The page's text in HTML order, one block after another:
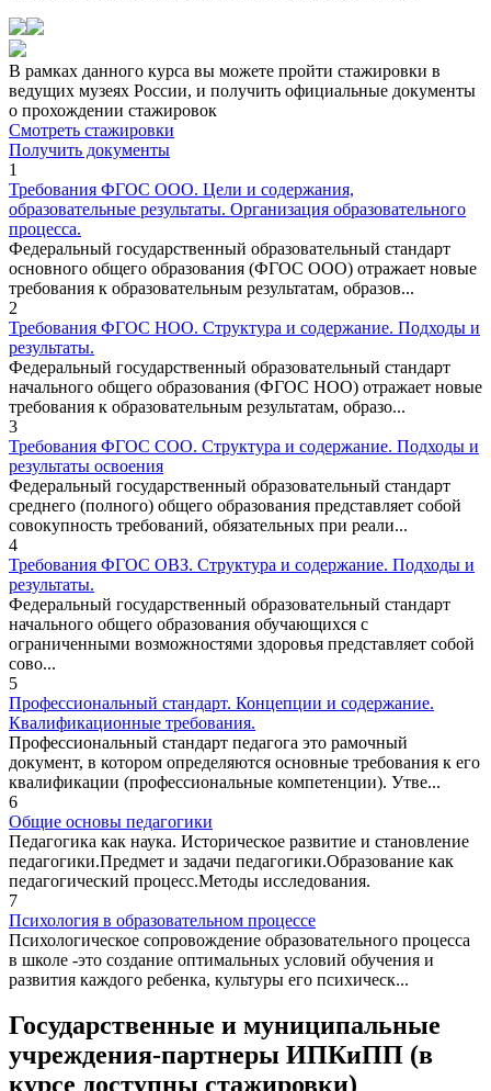
В рамках данного курса вы можете пройти стажировки в
ведущих музеях России, и получить официальные документы
о прохождении стажировок
Смотреть стажировки
Получить документы
1
Требования ФГОС ООО. Цели и содержания,
образовательные результаты. Организация образовательного
процесса.
Федеральный государственный образовательный стандарт
основного общего образования (ФГОС ООО) отражает новые
требования к образовательным результатам, образов...
2
Требования ФГОС НОО. Структура и содержание. Подходы и
результаты.
Федеральный государственный образовательный стандарт
начального общего образования (ФГОС НОО) отражает новые
требования к образовательным результатам, образо...
3
Требования ФГОС СОО. Структура и содержание. Подходы и
результаты освоения
Федеральный государственный образовательный стандарт
среднего (полного) общего образования представляет собой
совокупность требований, обязательных при реали...
4
Требования ФГОС ОВЗ. Структура и содержание. Подходы и
результаты.
Федеральный государственный образовательный стандарт
начального общего образования обучающихся с
ограниченными возможностями здоровья представляет собой
сово...
5
Профессиональный стандарт. Концепции и содержание.
Квалификационные требования.
Профессиональный стандарт педагога это рамочный
документ, в котором определяются основные требования к его
квалификации (профессиональные компетенции). Утве...
6
Общие основы педагогики
Педагогика как наука. Историческое развитие и становление
педагогики.Предмет и задачи педагогики.Образование как
педагогический процесс.Методы исследования.
7
Психология в образовательном процессе
Психологическое сопровождение образовательного процесса
в школе -это создание оптимальных условий обучения и
развития каждого ребенка, культуры его психическ...
Государственные и муниципальные
учреждения-партнеры ИПКиПП (в
курсе доступны стажировки)